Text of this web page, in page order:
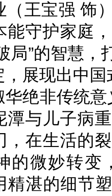
（王宝强 饰
能守护家庭
局”的智慧
，展现出中
华绝非传统
潭与儿子病
，在生活的
的微妙转变
精湛的细节